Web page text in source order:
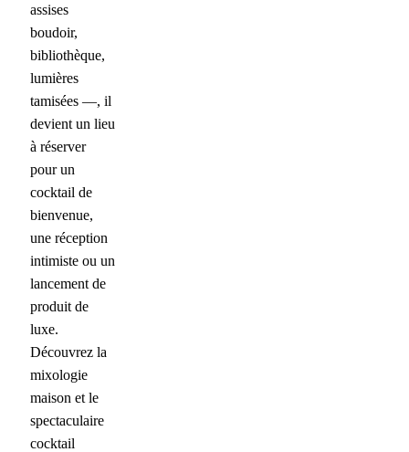
assises
boudoir,
bibliothèque,
lumières
tamisées —, il
devient un lieu
à réserver
pour un
cocktail de
bienvenue,
une réception
intimiste ou un
lancement de
produit de
luxe.
Découvrez la
mixologie
maison et le
spectaculaire
cocktail